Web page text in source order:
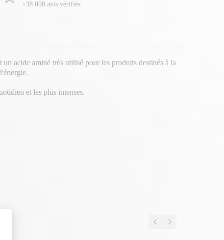
+38 000 avis vérifiés
acide aminé très utilisé pour les produits destinés à la
et les plus intenses.